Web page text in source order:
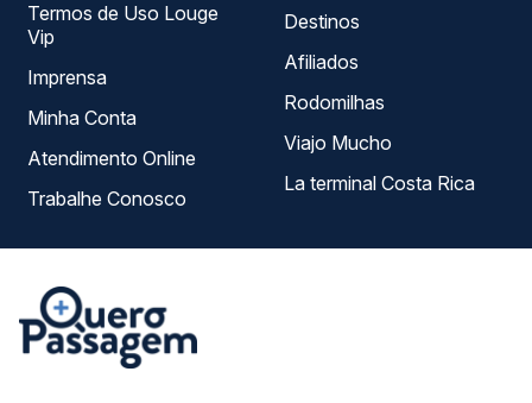
Termos de Uso Louge
Vip
Imprensa
Minha Conta
Atendimento Online
Trabalhe Conosco
Destinos
Afiliados
Rodomilhas
Viajo Mucho
La terminal Costa Rica